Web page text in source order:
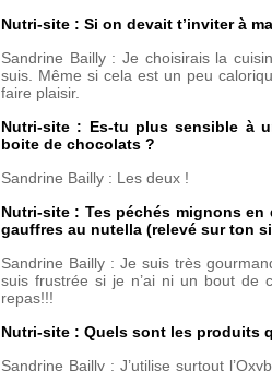
Nutri-site : Si on devait t’inviter à
Sandrine Bailly : Je choisirais la
suis. Même si cela est un peu
faire plaisir.
Nutri-site : Es-tu plus sensible à
boite de chocolats ?
Sandrine Bailly : Les deux !
Nutri-site : Tes péchés mignons
gauffres au nutella (relevé sur ton
Sandrine Bailly : Je suis très
suis frustrée si je n’ai ni un bout de
repas!!!
Nutri-site : Quels sont les produits
Sandrine Bailly : J’utilise surtout